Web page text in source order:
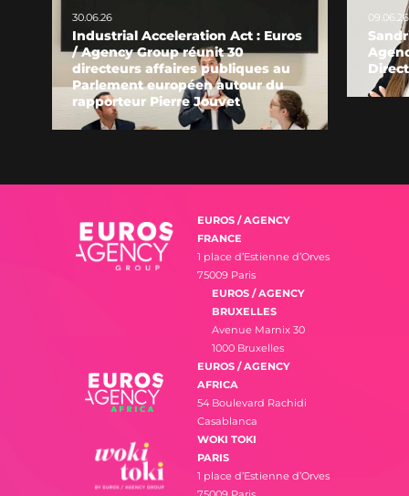
30.06.26
Industrial Acceleration Act : Euros
/ Agency Group réunit 30
directeurs affaires publiques au
Parlement européen autour du
rapporteur Pierre Jouvet
09.06.26
EUROS / AGENCY
FRANCE
1 place d’Estienne d’Orves
75009 Paris
EUROS / AGENCY
BRUXELLES
Avenue Marnix 30
1000 Bruxelles
EUROS / AGENCY
AFRICA
54 Boulevard Rachidi
Casablanca
WOKI TOKI
PARIS
1 place d’Estienne d’Orves